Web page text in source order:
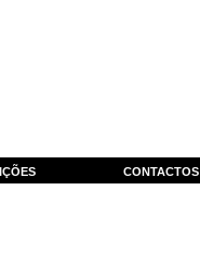
CONTACTOS